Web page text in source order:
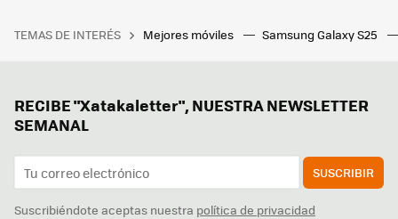
TEMAS DE INTERÉS Mejores móviles Samsung Galaxy S25
RECIBE "Xatakaletter", NUESTRA NEWSLETTER
SEMANAL
SUSCRIBIR
Suscribiéndote aceptas nuestra política de privacidad